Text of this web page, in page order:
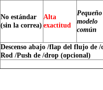
No estándar
(sin la correa)
Alta
exactitud
Pequeño
modelo
común
Descenso abajo /flap del flujo de
Rod /Push de /drop (opcional)